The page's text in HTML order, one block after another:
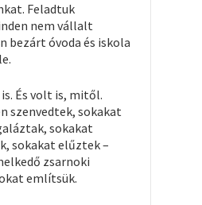
Feladtuk
nem vállalt
bezárt óvoda és iskola
És volt is, mitől.
szenvedtek, sokakat
sokakat
sokakat elűztek –
zsarnoki
említsük.